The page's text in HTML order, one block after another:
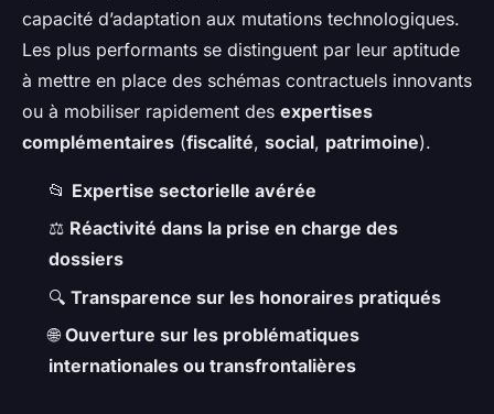
capacité d’adaptation aux mutations technologiques.
Les plus performants se distinguent par leur aptitude
à mettre en place des schémas contractuels innovants
ou à mobiliser rapidement des expertises
complémentaires (fiscalité, social, patrimoine).
📂 Expertise sectorielle avérée
⚖️ Réactivité dans la prise en charge des
dossiers
🔍 Transparence sur les honoraires pratiqués
🌐 Ouverture sur les problématiques
internationales ou transfrontalières